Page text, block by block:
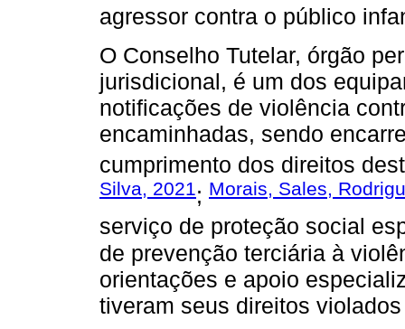
agressor contra o público
O Conselho Tutelar, órgão
jurisdicional, é um dos
notificações de violência
encaminhadas, sendo
cumprimento dos direitos
Silva, 2021; Morais, Sales,
serviço de proteção social
de prevenção terciária à
orientações e apoio
tiveram seus direitos